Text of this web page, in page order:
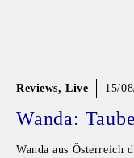
Reviews,Live 15/
Wanda:
Wanda aus Österreich